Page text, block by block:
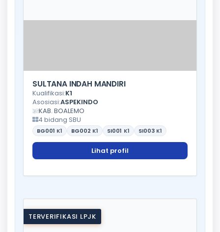
SULTANA INDAH MANDIRI
Kualifikasi:K1
Asosiasi:ASPEKINDO
KAB. BOALEMO
4 bidang SBU
BG001 K1 BG002 K1 SI001 K1 SI003 K1
Lihat profil
TERVERIFIKASI LPJK